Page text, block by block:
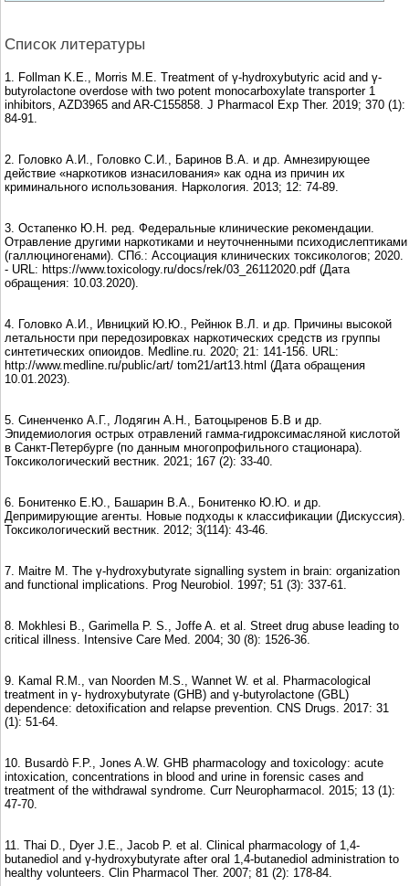
Список литературы
1. Follman K.E., Morris M.E. Treatment of γ-hydroxybutyric acid and γ-
butyrolactone overdose with two potent monocarboxylate transporter 1
inhibitors, AZD3965 and AR-C155858. J Pharmacol Exp Ther. 2019; 370 (1):
84-91.
2. Головко А.И., Головко С.И., Баринов В.А. и др. Амнезирующее
действие «наркотиков изнасилования» как одна из причин их
криминального использования. Наркология. 2013; 12: 74-89.
3. Остапенко Ю.Н. ред. Федеральные клинические рекомендации.
Отравление другими наркотиками и неуточненными психодислептиками
(галлюциногенами). СПб.: Ассоциация клинических токсикологов; 2020.
- URL: https://www.toxicology.ru/docs/rek/03_26112020.pdf (Дата
обращения: 10.03.2020).
4. Головко А.И., Ивницкий Ю.Ю., Рейнюк В.Л. и др. Причины высокой
летальности при передозировках наркотических средств из группы
синтетических опиоидов. Medline.ru. 2020; 21: 141-156. URL:
http://www.medline.ru/public/art/ tom21/art13.html (Дата обращения
10.01.2023).
5. Синенченко А.Г., Лодягин А.Н., Батоцыренов Б.В и др.
Эпидемиология острых отравлений гамма-гидроксимасляной кислотой
в Санкт-Петербурге (по данным многопрофильного стационара).
Токсикологический вестник. 2021; 167 (2): 33-40.
6. Бонитенко Е.Ю., Башарин В.А., Бонитенко Ю.Ю. и др.
Депримирующие агенты. Новые подходы к классификации (Дискуссия).
Токсикологический вестник. 2012; 3(114): 43-46.
7. Maitre M. The γ-hydroxybutyrate signalling system in brain: organization
and functional implications. Prog Neurobiol. 1997; 51 (3): 337-61.
8. Mokhlesi B., Garimella P. S., Joffe A. et al. Street drug abuse leading to
critical illness. Intensive Care Med. 2004; 30 (8): 1526-36.
9. Kamal R.M., van Noorden M.S., Wannet W. et al. Pharmacological
treatment in γ- hydroxybutyrate (GHB) and γ-butyrolactone (GBL)
dependence: detoxification and relapse prevention. CNS Drugs. 2017: 31
(1): 51-64.
10. Busardò F.P., Jones A.W. GHB pharmacology and toxicology: acute
intoxication, concentrations in blood and urine in forensic cases and
treatment of the withdrawal syndrome. Curr Neuropharmacol. 2015; 13 (1):
47-70.
11. Thai D., Dyer J.E., Jacob P. et al. Clinical pharmacology of 1,4-
butanediol and γ-hydroxybutyrate after oral 1,4-butanediol administration to
healthy volunteers. Clin Pharmacol Ther. 2007; 81 (2): 178-84.